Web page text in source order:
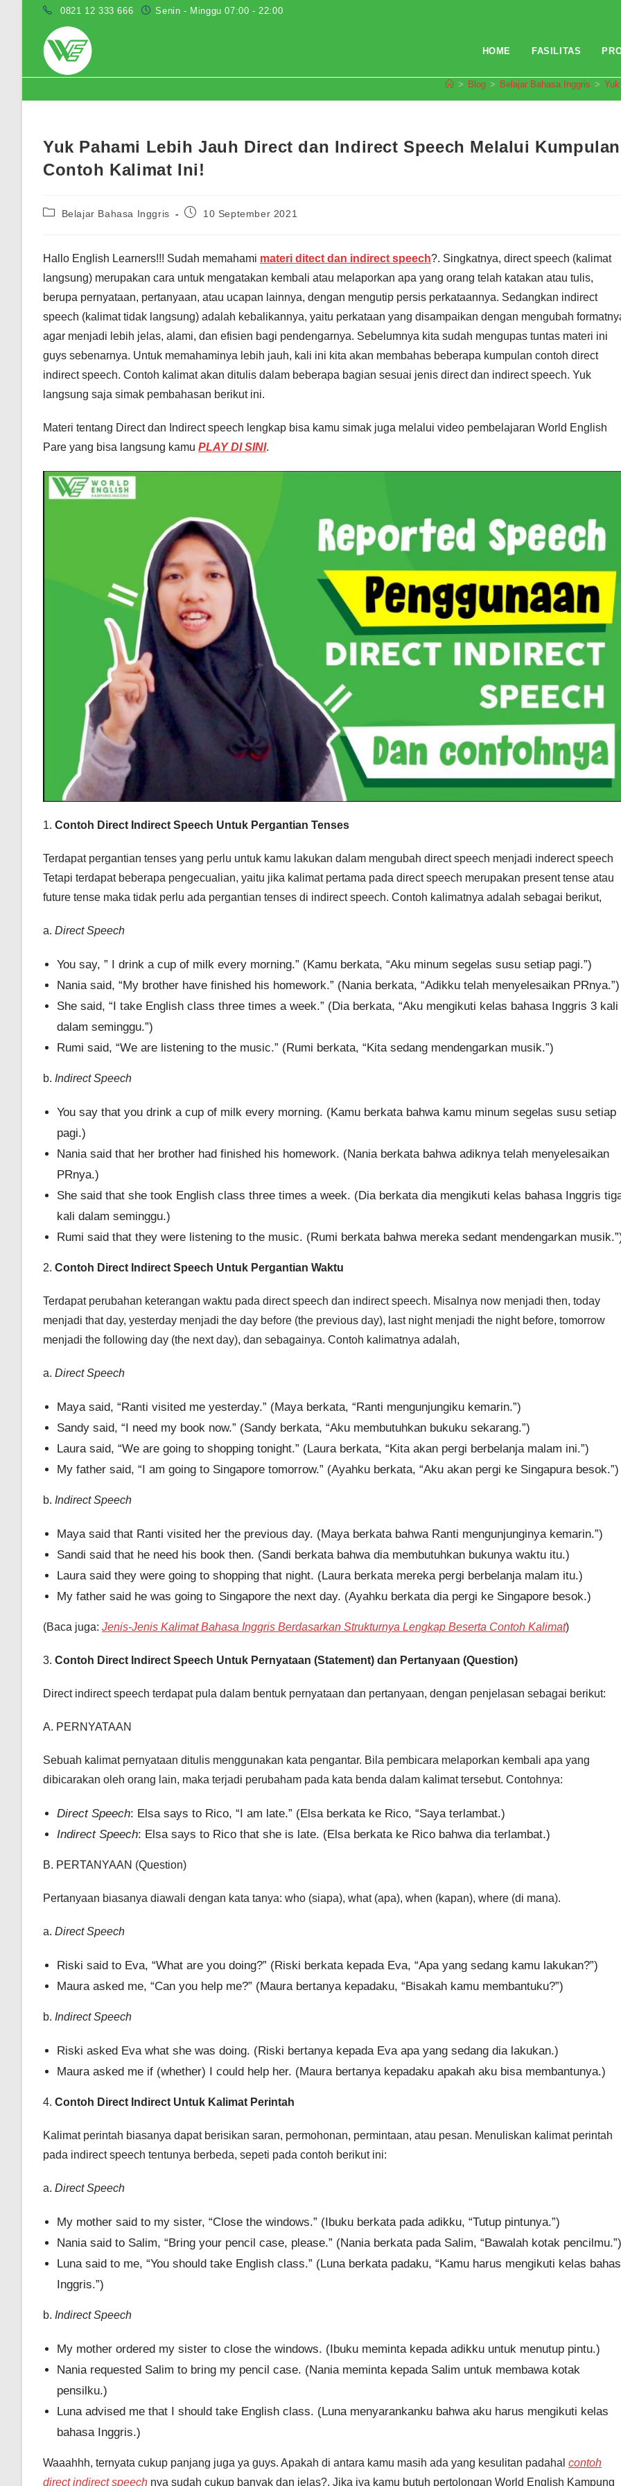
0821 12 333 666 Senin - Minggu 07:00 - 22:00
HOME FASILITAS
> Blog > Belajar Bahasa Inggris >
Yuk Pahami Lebih Jauh Direct dan Indirect Speech Melalui Kumpulan
Contoh Kalimat Ini!
PostBelajar Bahasa Inggris
Post10 September 2021
Hallo English Learners!!! Sudah memahami materi ditect dan indirect speech?. Singkatnya, direct speech (kalimat
langsung) merupakan cara untuk mengatakan kembali atau melaporkan apa yang orang telah katakan atau tulis,
berupa pernyataan, pertanyaan, atau ucapan lainnya, dengan mengutip persis perkataannya. Sedangkan indirect
speech (kalimat tidak langsung) adalah kebalikannya, yaitu perkataan yang disampaikan dengan mengubah
agar menjadi lebih jelas, alami, dan efisien bagi pendengarnya. Sebelumnya kita sudah mengupas tuntas materi ini
guys sebenarnya. Untuk memahaminya lebih jauh, kali ini kita akan membahas beberapa kumpulan contoh direct
indirect speech. Contoh kalimat akan ditulis dalam beberapa bagian sesuai jenis direct dan indirect speech. Yuk
langsung saja simak pembahasan berikut ini.
Materi tentang Direct dan Indirect speech lengkap bisa kamu simak juga melalui video pembelajaran World English
Pare yang bisa langsung kamu PLAY DI SINI.
1. Contoh Direct Indirect Speech Untuk Pergantian Tenses
Terdapat pergantian tenses yang perlu untuk kamu lakukan dalam mengubah direct speech menjadi inderect speech
Tetapi terdapat beberapa pengecualian, yaitu jika kalimat pertama pada direct speech merupakan present tense atau
future tense maka tidak perlu ada pergantian tenses di indirect speech. Contoh kalimatnya adalah sebagai berikut,
a. Direct Speech
You say, ” I drink a cup of milk every morning.” (Kamu berkata, “Aku minum segelas susu setiap pagi.”)
Nania said, “My brother have finished his homework.” (Nania berkata, “Adikku telah menyelesaikan PRnya.”)
She said, “I take English class three times a week.” (Dia berkata, “Aku mengikuti kelas bahasa Inggris 3 kali
dalam seminggu.”)
Rumi said, “We are listening to the music.” (Rumi berkata, “Kita sedang mendengarkan musik.”)
b. Indirect Speech
You say that you drink a cup of milk every morning. (Kamu berkata bahwa kamu minum segelas susu setiap
pagi.)
Nania said that her brother had finished his homework. (Nania berkata bahwa adiknya telah menyelesaikan
PRnya.)
She said that she took English class three times a week. (Dia berkata dia mengikuti kelas bahasa Inggris
kali dalam seminggu.)
Rumi said that they were listening to the music. (Rumi berkata bahwa mereka sedant mendengarkan
2. Contoh Direct Indirect Speech Untuk Pergantian Waktu
Terdapat perubahan keterangan waktu pada direct speech dan indirect speech. Misalnya now menjadi then, today
menjadi that day, yesterday menjadi the day before (the previous day), last night menjadi the night before, tomorrow
menjadi the following day (the next day), dan sebagainya. Contoh kalimatnya adalah,
a. Direct Speech
Maya said, “Ranti visited me yesterday.” (Maya berkata, “Ranti mengunjungiku kemarin.”)
Sandy said, “I need my book now.” (Sandy berkata, “Aku membutuhkan bukuku sekarang.”)
Laura said, “We are going to shopping tonight.” (Laura berkata, “Kita akan pergi berbelanja malam ini.”)
My father said, “I am going to Singapore tomorrow.” (Ayahku berkata, “Aku akan pergi ke Singapura besok.”)
b. Indirect Speech
Maya said that Ranti visited her the previous day. (Maya berkata bahwa Ranti mengunjunginya kemarin.”)
Sandi said that he need his book then. (Sandi berkata bahwa dia membutuhkan bukunya waktu itu.)
Laura said they were going to shopping that night. (Laura berkata mereka pergi berbelanja malam itu.)
My father said he was going to Singapore the next day. (Ayahku berkata dia pergi ke Singapore besok.)
(Baca juga: Jenis-Jenis Kalimat Bahasa Inggris Berdasarkan Strukturnya Lengkap Beserta Contoh Kalimat)
3. Contoh Direct Indirect Speech Untuk Pernyataan (Statement) dan Pertanyaan (Question)
Direct indirect speech terdapat pula dalam bentuk pernyataan dan pertanyaan, dengan penjelasan sebagai berikut:
A. PERNYATAAN
Sebuah kalimat pernyataan ditulis menggunakan kata pengantar. Bila pembicara melaporkan kembali apa yang
dibicarakan oleh orang lain, maka terjadi perubaham pada kata benda dalam kalimat tersebut. Contohnya:
Direct Speech: Elsa says to Rico, “I am late.” (Elsa berkata ke Rico, “Saya terlambat.)
Indirect Speech: Elsa says to Rico that she is late. (Elsa berkata ke Rico bahwa dia terlambat.)
B. PERTANYAAN (Question)
Pertanyaan biasanya diawali dengan kata tanya: who (siapa), what (apa), when (kapan), where (di mana).
a. Direct Speech
Riski said to Eva, “What are you doing?” (Riski berkata kepada Eva, “Apa yang sedang kamu lakukan?”)
Maura asked me, “Can you help me?” (Maura bertanya kepadaku, “Bisakah kamu membantuku?”)
b. Indirect Speech
Riski asked Eva what she was doing. (Riski bertanya kepada Eva apa yang sedang dia lakukan.)
Maura asked me if (whether) I could help her. (Maura bertanya kepadaku apakah aku bisa membantunya.)
4. Contoh Direct Indirect Untuk Kalimat Perintah
Kalimat perintah biasanya dapat berisikan saran, permohonan, permintaan, atau pesan. Menuliskan kalimat perintah
pada indirect speech tentunya berbeda, sepeti pada contoh berikut ini:
a. Direct Speech
My mother said to my sister, “Close the windows.” (Ibuku berkata pada adikku, “Tutup pintunya.”)
Nania said to Salim, “Bring your pencil case, please.” (Nania berkata pada Salim, “Bawalah kotak pencilmu.”)
Luna said to me, “You should take English class.” (Luna berkata padaku, “Kamu harus mengikuti kelas
Inggris.”)
b. Indirect Speech
My mother ordered my sister to close the windows. (Ibuku meminta kepada adikku untuk menutup pintu.)
Nania requested Salim to bring my pencil case. (Nania meminta kepada Salim untuk membawa kotak
pensilku.)
Luna advised me that I should take English class. (Luna menyarankanku bahwa aku harus mengikuti kelas
bahasa Inggris.)
Waaahhh, ternyata cukup panjang juga ya guys. Apakah di antara kamu masih ada yang kesulitan padahal contoh
direct indirect speech nya sudah cukup banyak dan jelas?. Jika iya kamu butuh pertolongan World English Kampung